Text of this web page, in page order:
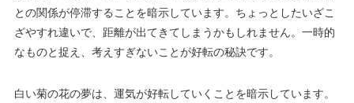
との関係が停滞することを暗示しています。ちょっとしたいざこ
ざやすれ違いで、距離が出てきてしまうかもしれません。一時的
なものと捉え、考えすぎないことが好転の秘訣です。
白い菊の花の夢は、運気が好転していくことを暗示しています。